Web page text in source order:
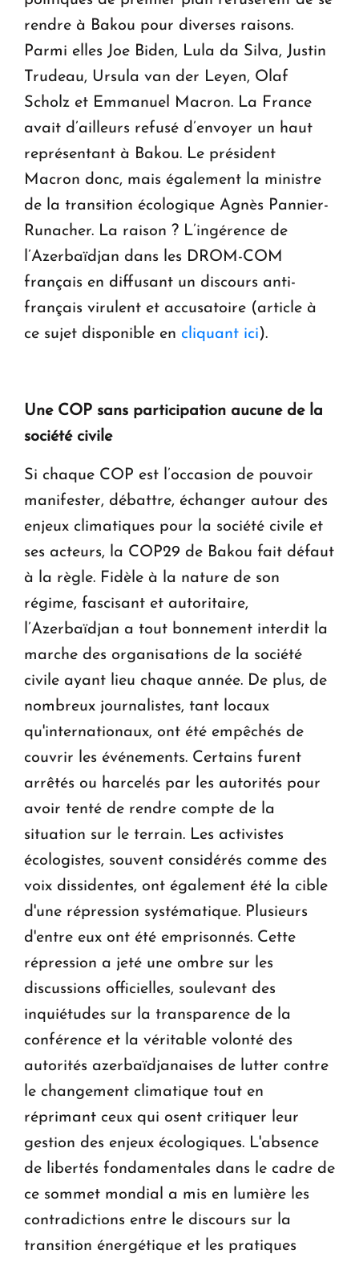
rendre à Bakou pour diverses raisons.
Parmi elles Joe Biden, Lula da Silva, Justin
Trudeau, Ursula van der Leyen, Olaf
Scholz et Emmanuel Macron. La France
avait d’ailleurs refusé d’envoyer un haut
représentant à Bakou. Le président
Macron donc, mais également la ministre
de la transition écologique Agnès Pannier-
Runacher. La raison ? L’ingérence de
l’Azerbaïdjan dans les DROM-COM
français en diffusant un discours anti-
français virulent et accusatoire (article à
ce sujet disponible en cliquant ici).
Une COP sans participation aucune de la
société civile
Si chaque COP est l’occasion de pouvoir
manifester, débattre, échanger autour des
enjeux climatiques pour la société civile et
ses acteurs, la COP29 de Bakou fait défaut
à la règle. Fidèle à la nature de son
régime, fascisant et autoritaire,
l’Azerbaïdjan a tout bonnement interdit la
marche des organisations de la société
civile ayant lieu chaque année. De plus, de
nombreux journalistes, tant locaux
qu'internationaux, ont été empêchés de
couvrir les événements. Certains furent
arrêtés ou harcelés par les autorités pour
avoir tenté de rendre compte de la
situation sur le terrain. Les activistes
écologistes, souvent considérés comme des
voix dissidentes, ont également été la cible
d'une répression systématique. Plusieurs
d'entre eux ont été emprisonnés. Cette
répression a jeté une ombre sur les
discussions officielles, soulevant des
inquiétudes sur la transparence de la
conférence et la véritable volonté des
autorités azerbaïdjanaises de lutter contre
le changement climatique tout en
réprimant ceux qui osent critiquer leur
gestion des enjeux écologiques. L'absence
de libertés fondamentales dans le cadre de
ce sommet mondial a mis en lumière les
contradictions entre le discours sur la
transition énergétique et les pratiques